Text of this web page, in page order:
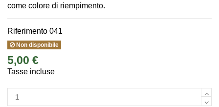
come colore di riempimento.
Riferimento 041
Non disponibile
5,00 €
Tasse incluse